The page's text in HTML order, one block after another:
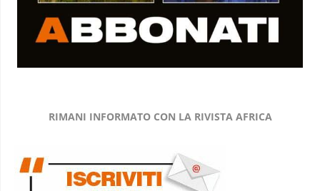
RIMANI INFORMATO CON LA RIVISTA AFRICA